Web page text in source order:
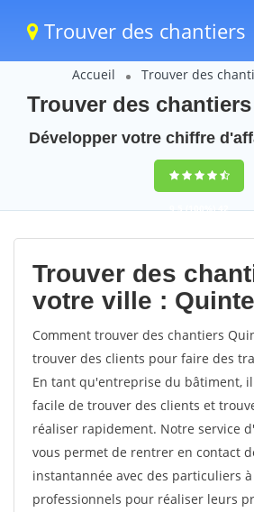
Trouver des chantiers
Accueil Trouver des
Trouver des
Développer votre chiffre
9,5(100%)42
votes
Trouver des
votre ville :
Comment trouver des chantiers
trouver des clients pour faire des
En tant qu'entreprise du bâtiment,
facile de trouver des clients et
réaliser rapidement. Notre service
vous permet de rentrer en contact
instantannée avec des particuliers
professionnels pour réaliser leurs